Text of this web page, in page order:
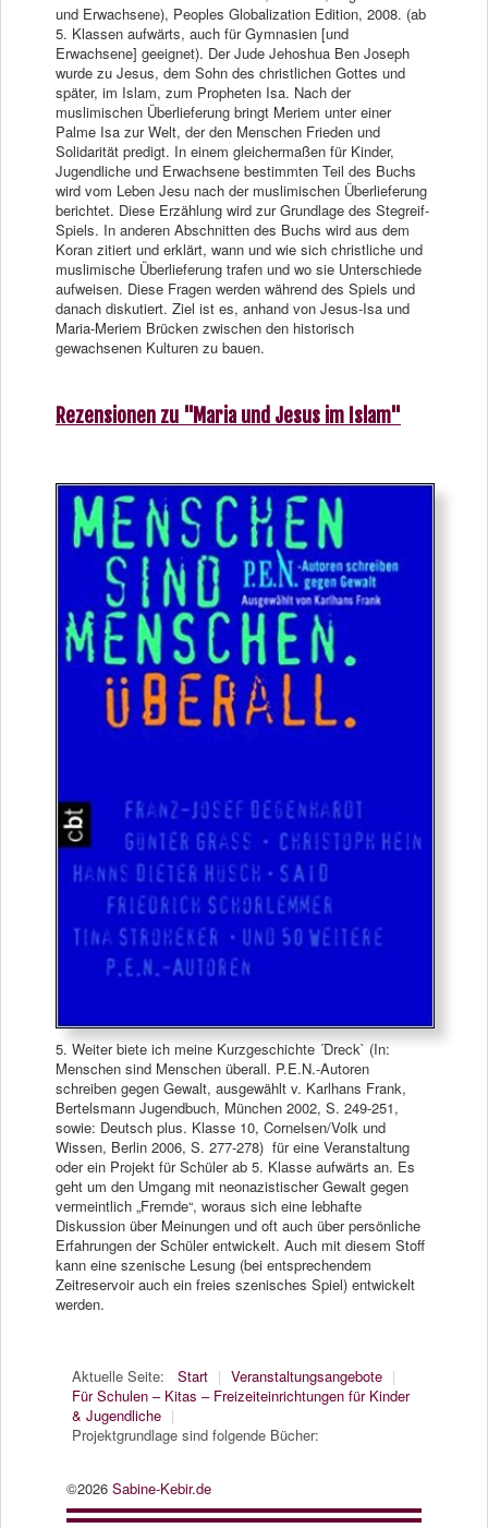
und Erwachsene), Peoples Globalization Edition, 2008. (ab
5. Klassen aufwärts, auch für Gymnasien [und
Erwachsene] geeignet). Der Jude Jehoshua Ben Joseph
wurde zu Jesus, dem Sohn des christlichen Gottes und
später, im Islam, zum Propheten Isa. Nach der
muslimischen Überlieferung bringt Meriem unter einer
Palme Isa zur Welt, der den Menschen Frieden und
Solidarität predigt. In einem gleichermaßen für Kinder,
Jugendliche und Erwachsene bestimmten Teil des Buchs
wird vom Leben Jesu nach der muslimischen Überlieferung
berichtet. Diese Erzählung wird zur Grundlage des Stegreif-
Spiels. In anderen Abschnitten des Buchs wird aus dem
Koran zitiert und erklärt, wann und wie sich christliche und
muslimische Überlieferung trafen und wo sie Unterschiede
aufweisen. Diese Fragen werden während des Spiels und
danach diskutiert. Ziel ist es, anhand von Jesus-Isa und
Maria-Meriem Brücken zwischen den historisch
gewachsenen Kulturen zu bauen.
Rezensionen zu "Maria und Jesus im Islam"
5. Weiter biete ich meine Kurzgeschichte ´Dreck` (In:
Menschen sind Menschen überall. P.E.N.-Autoren
schreiben gegen Gewalt, ausgewählt v. Karlhans Frank,
Bertelsmann Jugendbuch, München 2002, S. 249-251,
sowie: Deutsch plus. Klasse 10, Cornelsen/Volk und
Wissen, Berlin 2006, S. 277-278) für eine Veranstaltung
oder ein Projekt für Schüler ab 5. Klasse aufwärts an. Es
geht um den Umgang mit neonazistischer Gewalt gegen
vermeintlich „Fremde“, woraus sich eine lebhafte
Diskussion über Meinungen und oft auch über persönliche
Erfahrungen der Schüler entwickelt. Auch mit diesem Stoff
kann eine szenische Lesung (bei entsprechendem
Zeitreservoir auch ein freies szenisches Spiel) entwickelt
werden.
Aktuelle Seite: Start | Veranstaltungsangebote |
Für Schulen – Kitas – Freizeiteinrichtungen für Kinder
& Jugendliche |
Projektgrundlage sind folgende Bücher:
©2026 Sabine-Kebir.de